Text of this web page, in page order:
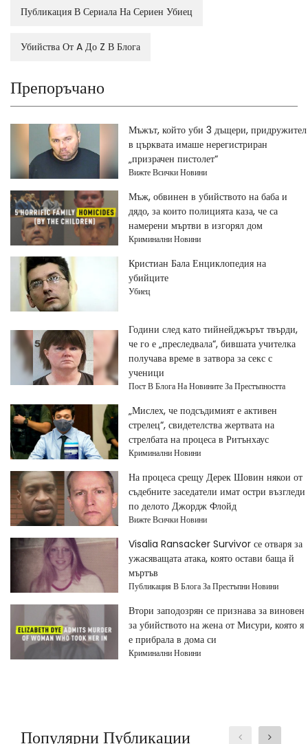
Публикация В Сериала На Сериен Убиец
Убийства От A До Z В Блога
Препоръчано
Мъжът, който уби 3 дъщери, придружител
в църквата имаше нерегистриран
„призрачен пистолет“
Вижте Всички Новини
Мъж, обвинен в убийството на баба и
дядо, за които полицията каза, че са
намерени мъртви в изгорял дом
Криминални Новини
Кристиан Бала Енциклопедия на
убийците
Убиец
Години след като тийнейджърът твърди,
че го е „преследвала“, бившата учителка
получава време в затвора за секс с
ученици
Пост В Блога На Новините За Престъпността
„Мислех, че подсъдимият е активен
стрелец“, свидетелства жертвата на
стрелбата на процеса в Ритънхаус
Криминални Новини
На процеса срещу Дерек Шовин някои от
съдебните заседатели имат остри възгледи
по делото Джордж Флойд
Вижте Всички Новини
Visalia Ransacker Survivor се отваря за
ужасяващата атака, която остави баща й
мъртъв
Публикация В Блога За Престъпни Новини
Втори заподозрян се признава за виновен
за убийството на жена от Мисури, която я
е прибрала в дома си
Криминални Новини
Популярни Публикации